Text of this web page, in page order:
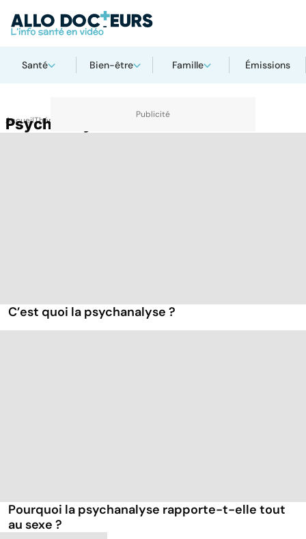
Santé Bien-être Famille Émissions
AccueilThématiques
Psychanalyse
C’est quoi la psychanalyse ?
Pourquoi la psychanalyse rapporte-t-elle tout
au sexe ?